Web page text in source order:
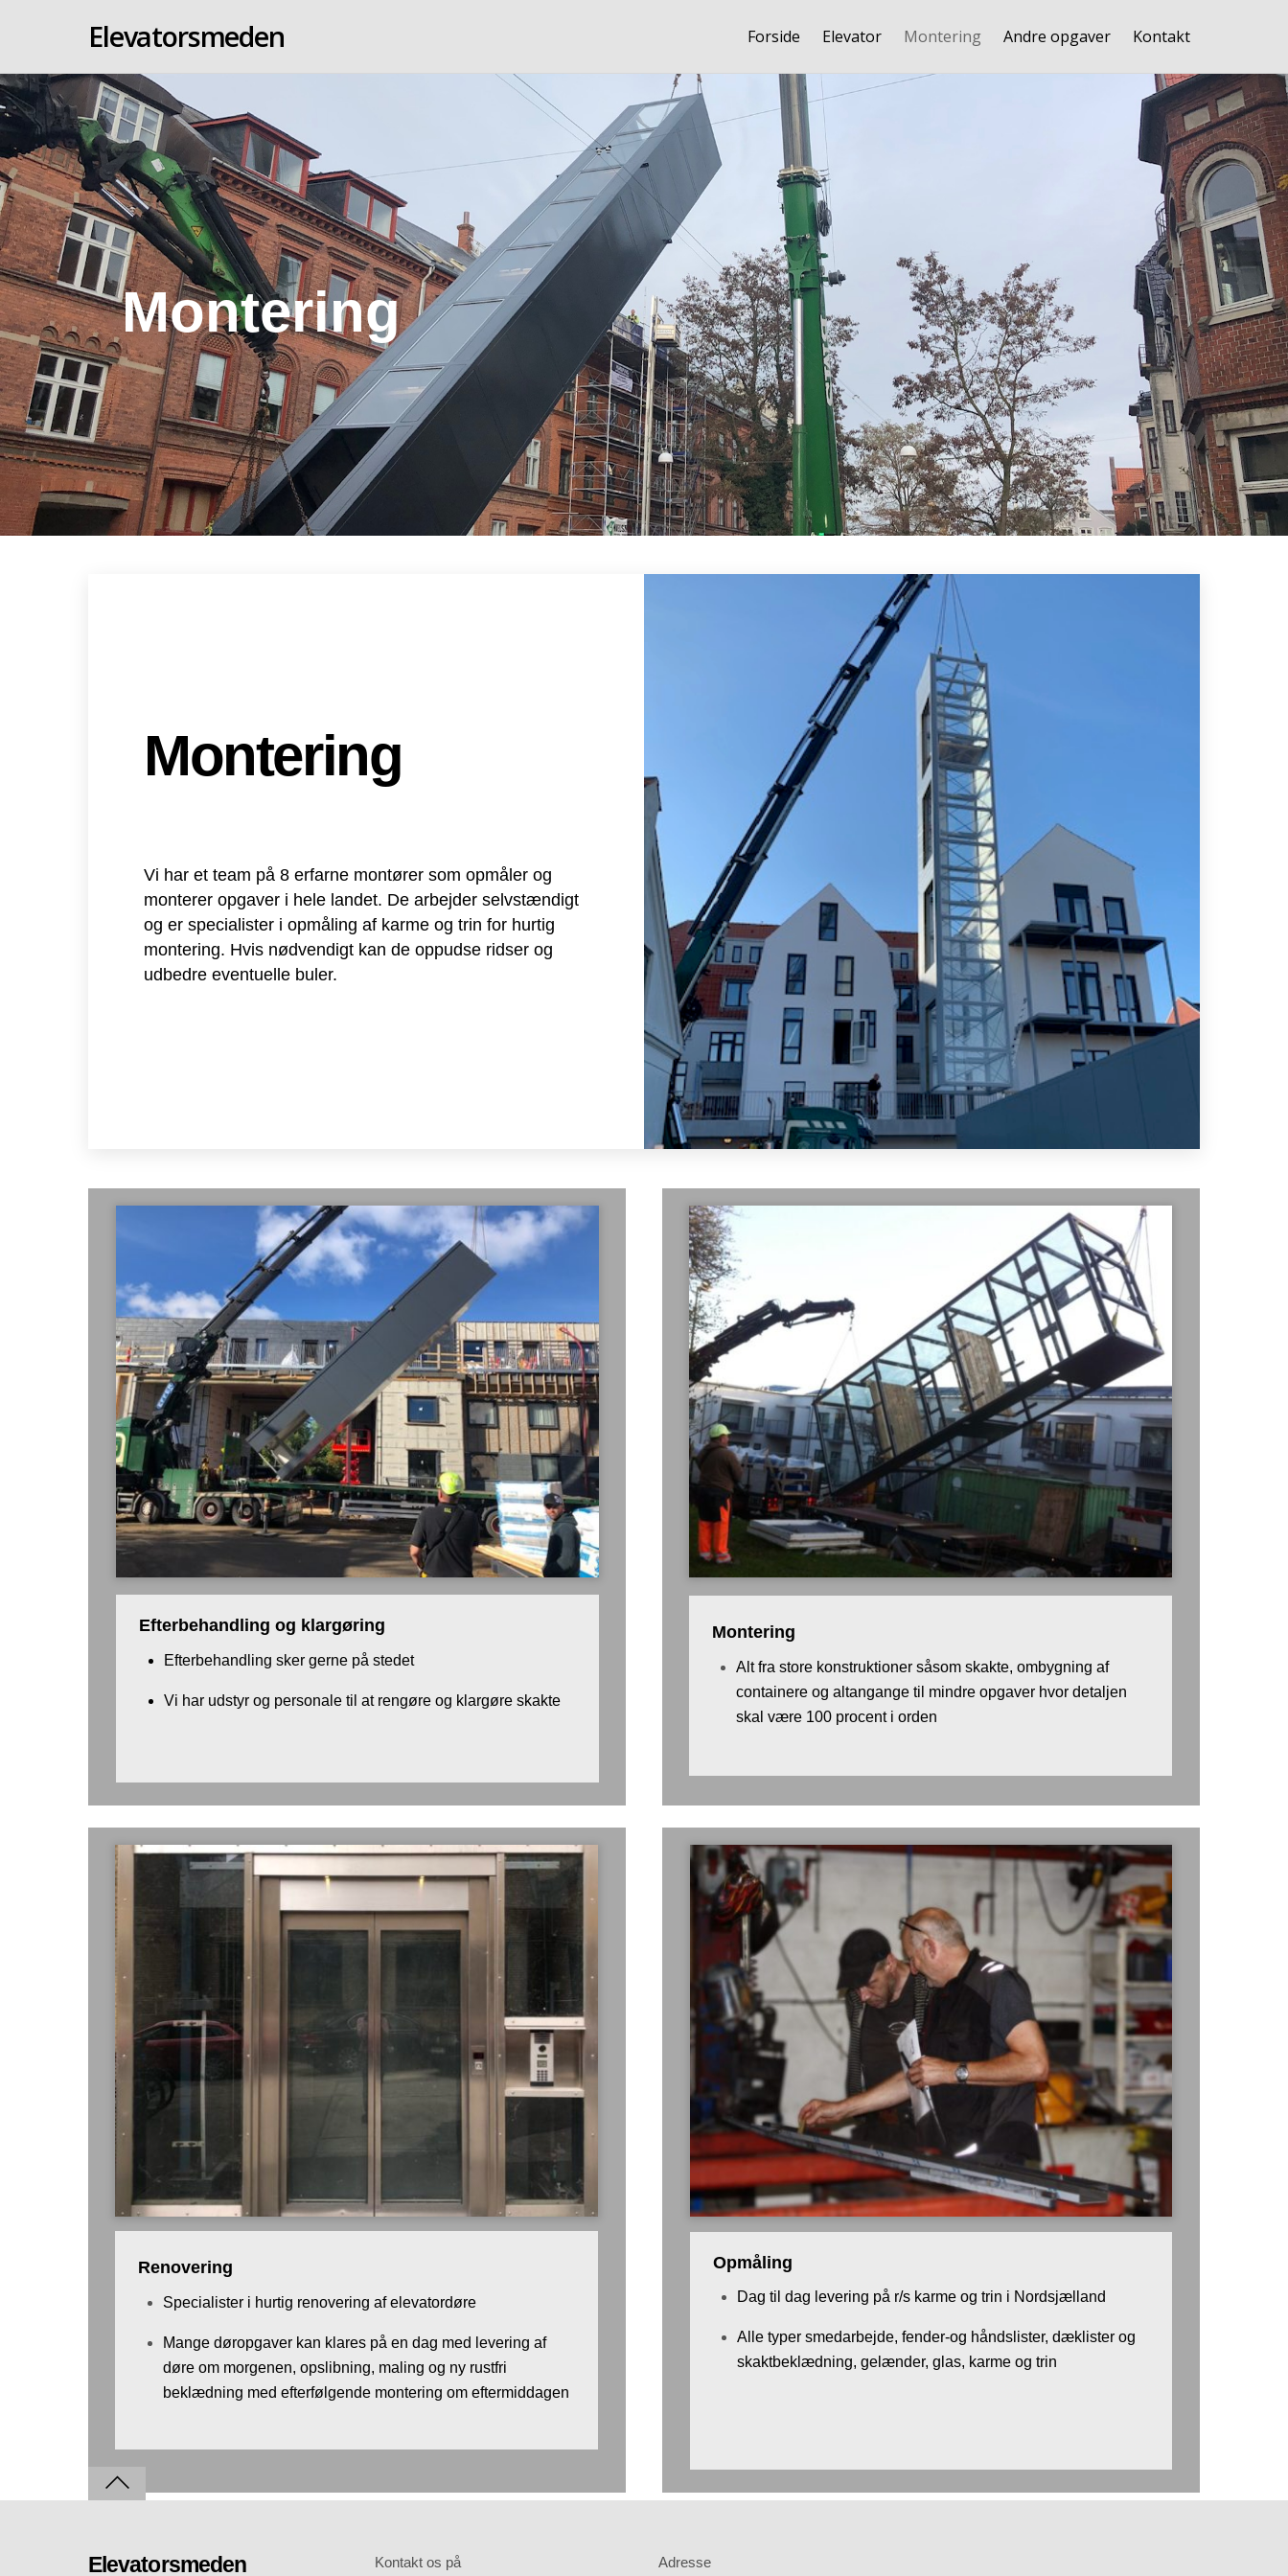
Elevatorsmeden Forside Elevator Montering Andre opgaver Kontakt
Montering
Montering
Vi har et team på 8 erfarne montører som opmåler og
monterer opgaver i hele landet. De arbejder selvstændigt
og er specialister i opmåling af karme og trin for hurtig
montering. Hvis nødvendigt kan de oppudse ridser og
udbedre eventuelle buler.
Efterbehandling og klargøring
Efterbehandling sker gerne på stedet
Vi har udstyr og personale til at rengøre og klargøre skakte
Montering
Alt fra store konstruktioner såsom skakte, ombygning af
containere og altangange til mindre opgaver hvor detaljen
skal være 100 procent i orden
Renovering
Specialister i hurtig renovering af elevatordøre
Mange døropgaver kan klares på en dag med levering af
døre om morgenen, opslibning, maling og ny rustfri
beklædning med efterfølgende montering om eftermiddagen
Opmåling
Dag til dag levering på r/s karme og trin i Nordsjælland
Alle typer smedarbejde, fender-og håndslister, dæklister og
skaktbeklædning, gelænder, glas, karme og trin
Elevatorsmeden Kontakt os på Adresse